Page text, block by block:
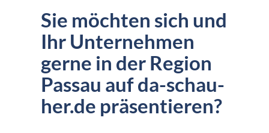
Sie möchten sich und
Ihr Unternehmen
gerne in der Region
Passau auf da-schau-
her.de präsentieren?